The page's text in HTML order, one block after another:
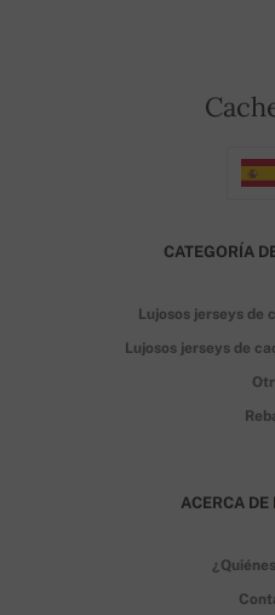
CATEGORÍA
Lujosos jerseys de
Lujosos jerseys de
ACERCA